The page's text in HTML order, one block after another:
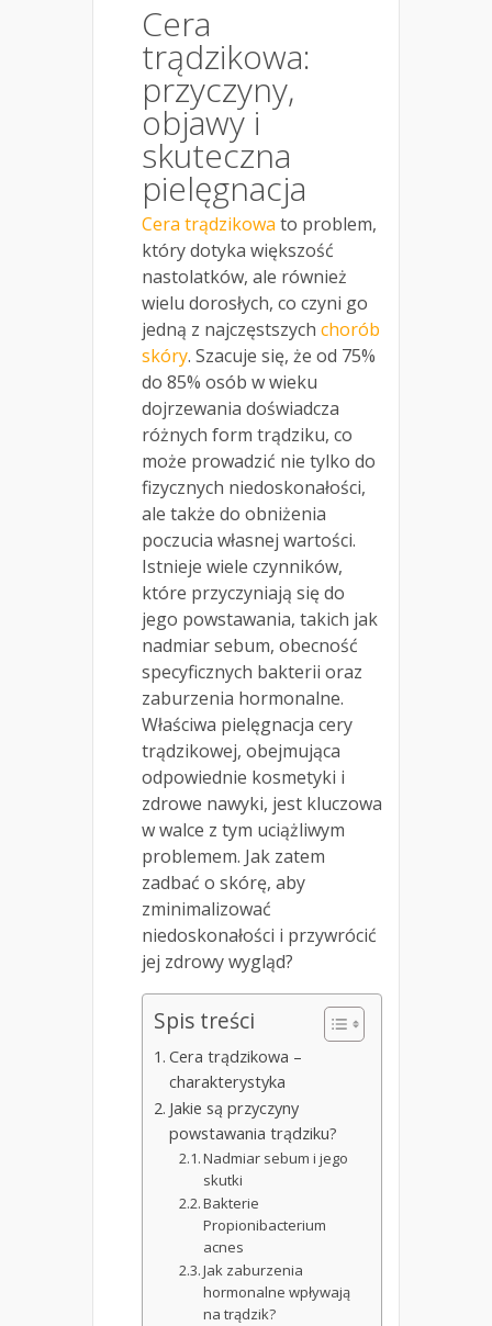
Cera
trądzikowa:
przyczyny,
objawy i
skuteczna
pielęgnacja
Cera trądzikowa to problem,
który dotyka większość
nastolatków, ale również
wielu dorosłych, co czyni go
jedną z najczęstszych chorób
skóry. Szacuje się, że od 75%
do 85% osób w wieku
dojrzewania doświadcza
różnych form trądziku, co
może prowadzić nie tylko do
fizycznych niedoskonałości,
ale także do obniżenia
poczucia własnej wartości.
Istnieje wiele czynników,
które przyczyniają się do
jego powstawania, takich jak
nadmiar sebum, obecność
specyficznych bakterii oraz
zaburzenia hormonalne.
Właściwa pielęgnacja cery
trądzikowej, obejmująca
odpowiednie kosmetyki i
zdrowe nawyki, jest kluczowa
w walce z tym uciążliwym
problemem. Jak zatem
zadbać o skórę, aby
zminimalizować
niedoskonałości i przywrócić
jej zdrowy wygląd?
Spis treści
Cera trądzikowa –
charakterystyka
Jakie są przyczyny
powstawania trądziku?
Nadmiar sebum i jego
skutki
Bakterie
Propionibacterium
acnes
Jak zaburzenia
hormonalne wpływają
na trądzik?